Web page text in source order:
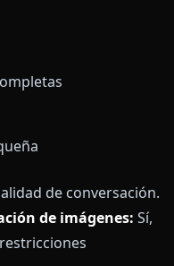
de conversación.
de imágenes: Sí,